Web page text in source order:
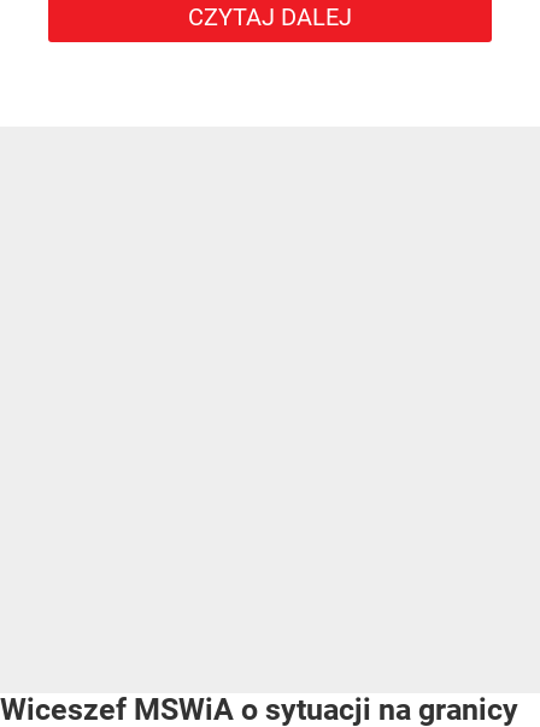
CZYTAJ DALEJ
Wiceszef MSWiA o sytuacji na granicy